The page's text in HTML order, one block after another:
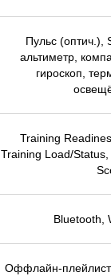
Пульс (оптич.),
альтиметр,
гироскоп,
Training
Training Load/
Bluetooth,
Оффлайн-